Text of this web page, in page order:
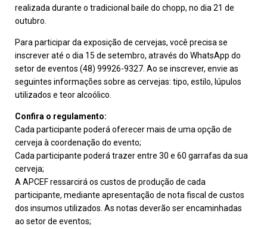
realizada durante o tradicional baile do chopp, no dia 21 de
outubro.
Para participar da exposição de cervejas, você precisa se
inscrever até o dia 15 de setembro, através do WhatsApp do
setor de eventos (48) 99926-9327. Ao se inscrever, envie as
seguintes informações sobre as cervejas: tipo, estilo, lúpulos
utilizados e teor alcoólico.
Confira o regulamento:
Cada participante poderá oferecer mais de uma opção de
cerveja à coordenação do evento;
Cada participante poderá trazer entre 30 e 60 garrafas da sua
cerveja;
A APCEF ressarcirá os custos de produção de cada
participante, mediante apresentação de nota fiscal de custos
dos insumos utilizados. As notas deverão ser encaminhadas
ao setor de eventos;